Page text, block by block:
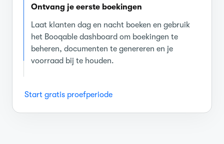
Ontvang je eerste boekingen
Laat klanten dag en nacht boeken en gebruik
het Booqable dashboard om boekingen te
beheren, documenten te genereren en je
voorraad bij te houden.
Start gratis proefperiode